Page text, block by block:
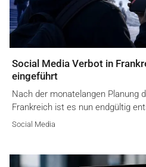
Social Media Verbot in
eingeführt
Nach der monatelangen Planung
Frankreich ist es nun endgültig
Social Media